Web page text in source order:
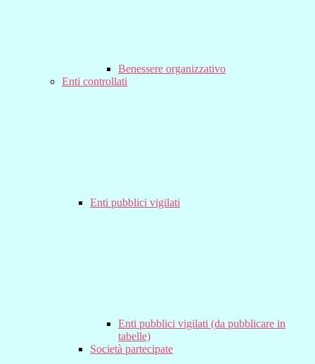
Benessere organizzativo
Enti controllati
Enti pubblici vigilati
Enti pubblici vigilati (da pubblicare in
tabelle)
Società partecipate